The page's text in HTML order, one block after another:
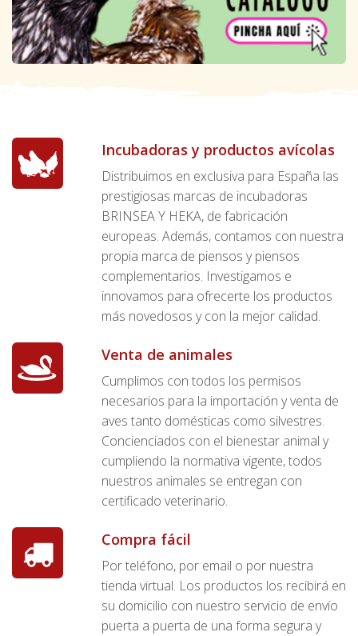
Incubadoras y productos avícolas
Distribuimos en exclusiva para España las
prestigiosas marcas de incubadoras
BRINSEA Y HEKA, de fabricación
europeas. Además, contamos con nuestra
propia marca de piensos y piensos
complementarios. Investigamos e
innovamos para ofrecerte los productos
más novedosos y con la mejor calidad.
Venta de animales
Cumplimos con todos los permisos
necesarios para la importación y venta de
aves tanto domésticas como silvestres.
Concienciados con el bienestar animal y
cumpliendo la normativa vigente, todos
nuestros animales se entregan con
certificado veterinario.
Compra fácil
Por teléfono, por email o por nuestra
tienda virtual. Los productos los recibirá en
su domicilio con nuestro servicio de envío
puerta a puerta de una forma segura y